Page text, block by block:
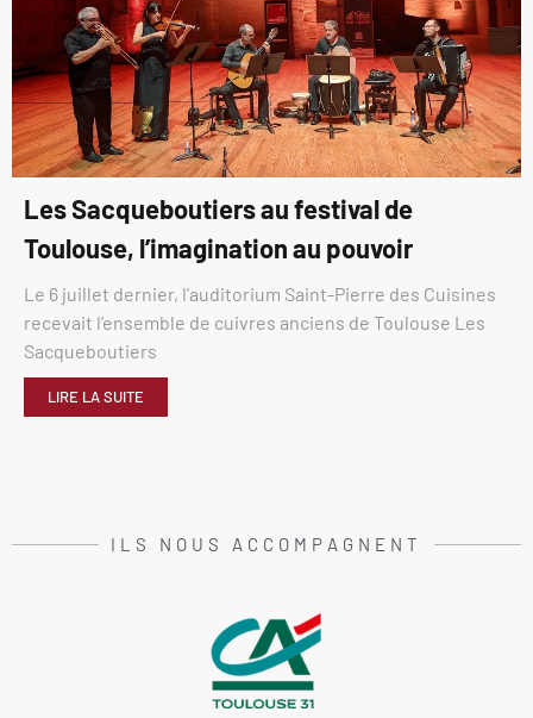
Les Sacqueboutiers au festival de
Toulouse, l’imagination au pouvoir
Le 6 juillet dernier, l’auditorium Saint-Pierre des Cuisines
recevait l’ensemble de cuivres anciens de Toulouse Les
Sacqueboutiers
LIRE LA SUITE
ILS NOUS ACCOMPAGNENT